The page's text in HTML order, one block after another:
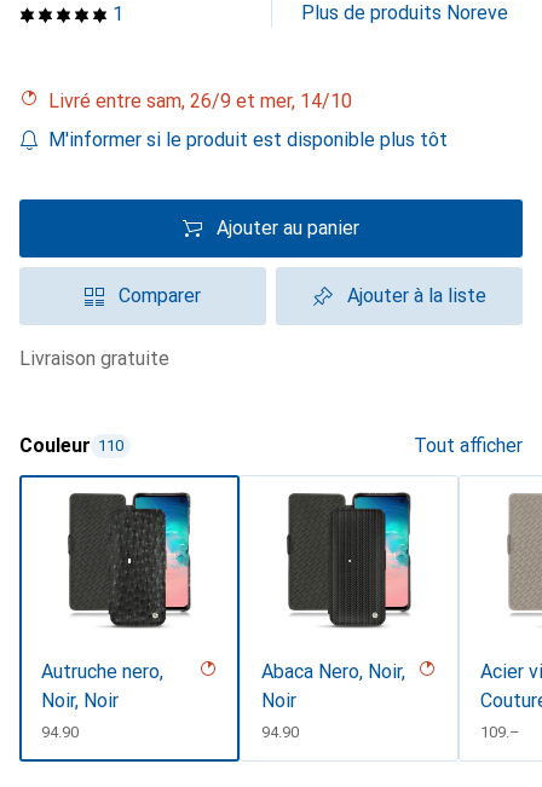
1 Plus de produits Noreve
Livré entre sam, 26/9 et mer, 14/10
M'informer si le produit est disponible plus tôt
Ajouter au panier
Comparer Ajouter à la liste
livraison gratuite
Couleur 110 Tout afficher
Autruche nero,
Noir, Noir
CHF
94.90
Abaca Nero, Noir,
Noir
CHF
94.90
Acier
CHF
109.–